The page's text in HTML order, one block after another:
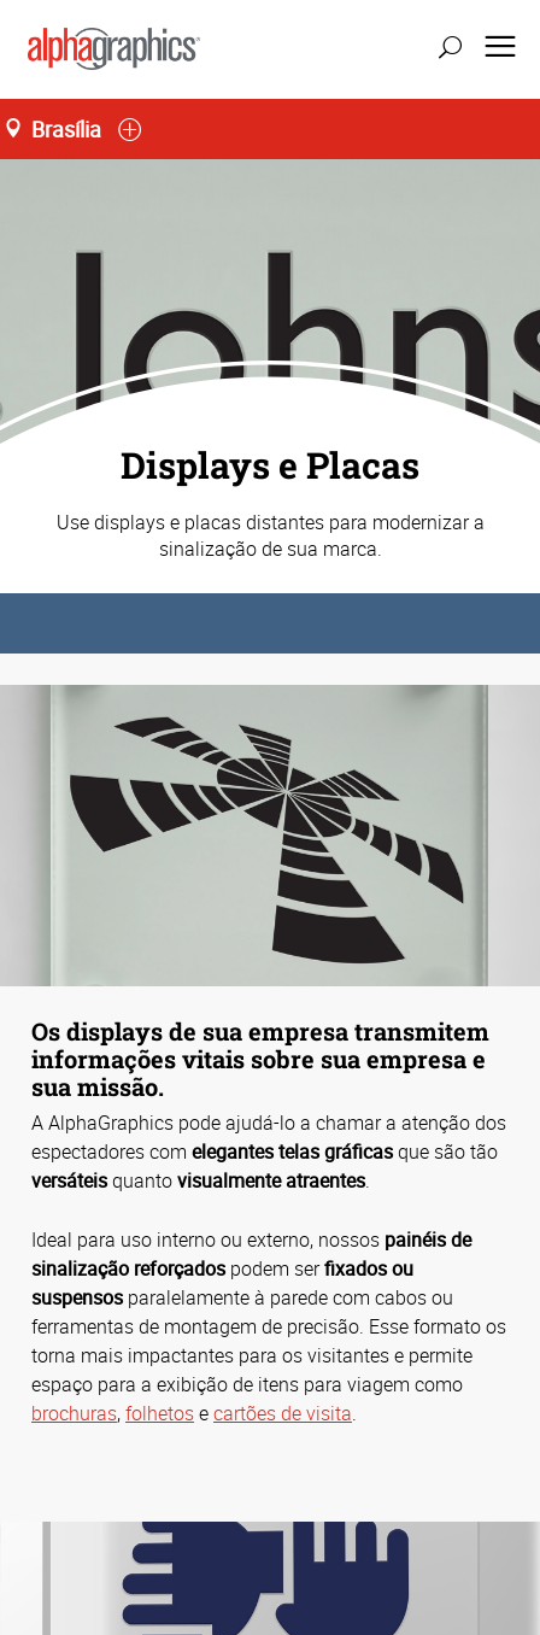
Brasília
Displays e Placas
Use displays e placas distantes para modernizar a
sinalização de sua marca.
Os displays de sua empresa transmitem
informações vitais sobre sua empresa e
sua missão.
A AlphaGraphics pode ajudá-lo a chamar a atenção dos
espectadores com elegantes telas gráficasque são tão
versáteisquantovisualmente atraentes.
Ideal para uso interno ou externo, nossos painéis de
sinalização reforçados podem serfixados ou
suspensos paralelamente à parede com cabos ou
ferramentas de montagem de precisão. Esse formato os
torna mais impactantes para os visitantes e permite
espaço para a exibição de itens para viagem como
brochuras,folhetosecartões de visita.